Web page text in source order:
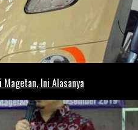
Magetan, Ini Alasanya